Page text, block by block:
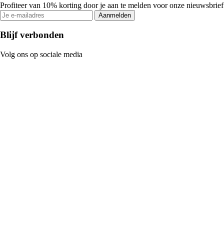
Profiteer van 10% korting door je aan te melden voor onze nieuwsbrief
Aanmelden
Blijf verbonden
Volg ons op sociale media